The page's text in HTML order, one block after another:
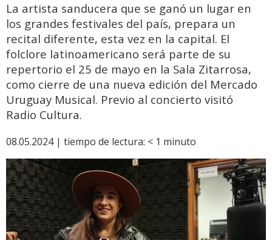
La artista sanducera que se ganó un lugar en
los grandes festivales del país, prepara un
recital diferente, esta vez en la capital. El
folclore latinoamericano será parte de su
repertorio el 25 de mayo en la Sala Zitarrosa,
como cierre de una nueva edición del Mercado
Uruguay Musical. Previo al concierto visitó
Radio Cultura.
08.05.2024 | tiempo de lectura: < 1 minuto